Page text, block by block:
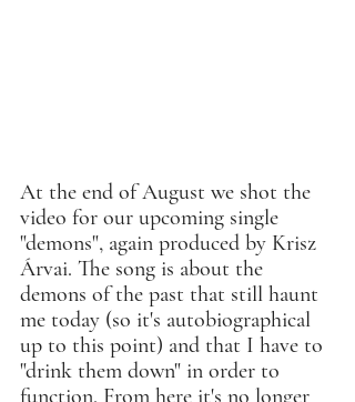
At the end of August we shot the
video for our upcoming single
"demons", again produced by Krisz
Árvai. The song is about the
demons of the past that still haunt
me today (so it's autobiographical
up to this point) and that I have to
"drink them down" in order to
function. From here it's no longer